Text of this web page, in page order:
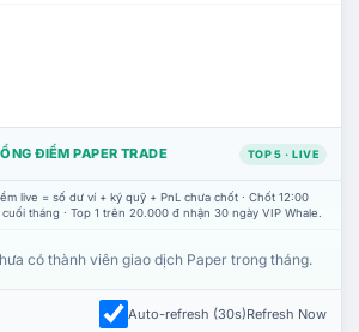
ĐIỂM PAPER TRADE TOP 5 · LIVE
live = số dư ví + ký quỹ + PnL chưa chốt · Chốt 12:00
tháng · Top 1 trên 20.000 đ nhận 30 ngày VIP Whale.
có thành viên giao dịch Paper trong tháng.
Auto-refresh (30s)Refresh Now